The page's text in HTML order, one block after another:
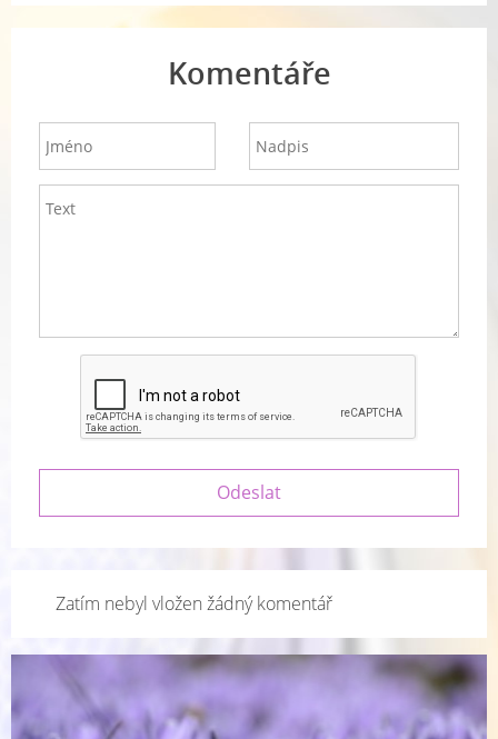
Komentáře
Zatím nebyl vložen žádný komentář